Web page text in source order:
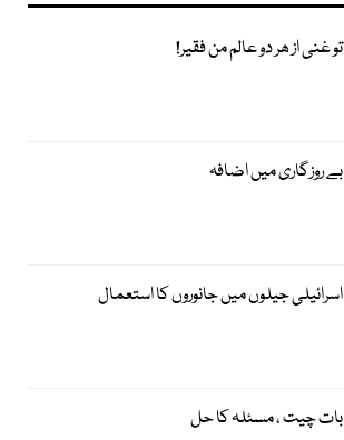
تو غنی از ھر دو عالم من فقیر!
بے روزگاری میں اضافہ
اسرائیلی جیلوں میں جانوروں کا استعمال
بات چیت ، مسئلہ کا حل